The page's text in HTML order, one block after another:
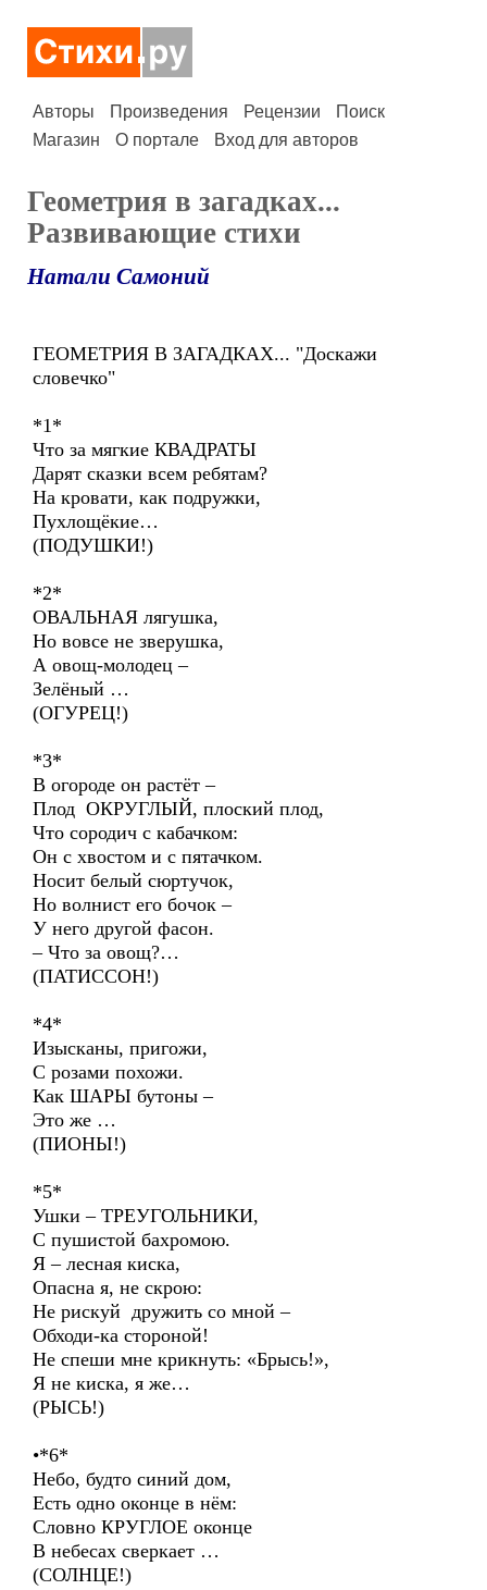
Авторы Произведения Рецензии
Поиск
Магазин
О портале Вход для авторов
Геометрия в загадках...
Развивающие стихи
Натали Самоний
ГЕОМЕТРИЯ В ЗАГАДКАХ... "Доскажи
словечко"
*1*
Что за мягкие КВАДРАТЫ
Дарят сказки всем ребятам?
На кровати, как подружки,
Пухлощёкие…
(ПОДУШКИ!)
*2*
ОВАЛЬНАЯ лягушка,
Но вовсе не зверушка,
А овощ-молодец –
Зелёный …
(ОГУРЕЦ!)
*3*
В огороде он растёт –
Плод ОКРУГЛЫЙ, плоский плод,
Что сородич с кабачком:
Он с хвостом и с пятачком.
Носит белый сюртучок,
Но волнист его бочок –
У него другой фасон.
– Что за овощ?…
(ПАТИССОН!)
*4*
Изысканы, пригожи,
С розами похожи.
Как ШАРЫ бутоны –
Это же …
(ПИОНЫ!)
*5*
Ушки – ТРЕУГОЛЬНИКИ,
С пушистой бахромою.
Я – лесная киска,
Опасна я, не скрою:
Не рискуй дружить со мной –
Обходи-ка стороной!
Не спеши мне крикнуть: «Брысь!»,
Я не киска, я же…
(РЫСЬ!)
•*6*
Небо, будто синий дом,
Есть одно оконце в нём:
Словно КРУГЛОЕ оконце
В небесах сверкает …
(СОЛНЦЕ!)